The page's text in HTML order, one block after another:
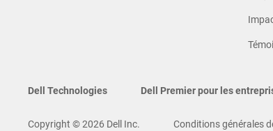
Dell Technologies Dell Premier pour les
Copyright © 2026 Dell Inc. Conditions générales